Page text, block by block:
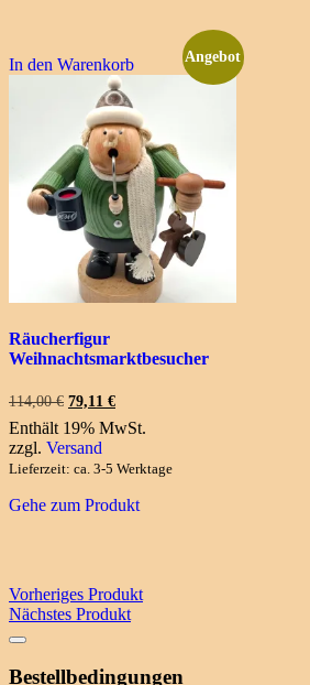
In den Warenkorb Angebot
Räucherfigur
Weihnachtsmarktbesucher
114,00€ Ursprünglicher
war:
114,00 €
79,11 €Aktueller
ist:
Enthält 19% MwSt.
zzgl. Versand
Lieferzeit: ca. 3-5 Werktage
Gehe zum Produkt
Vorheriges Produkt
Nächstes Produkt
Bestellbedingungen